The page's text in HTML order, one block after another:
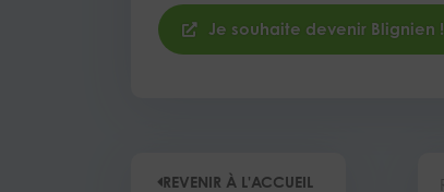
Je souhaite devenir Blignien !
REVENIR À L'ACCUEIL